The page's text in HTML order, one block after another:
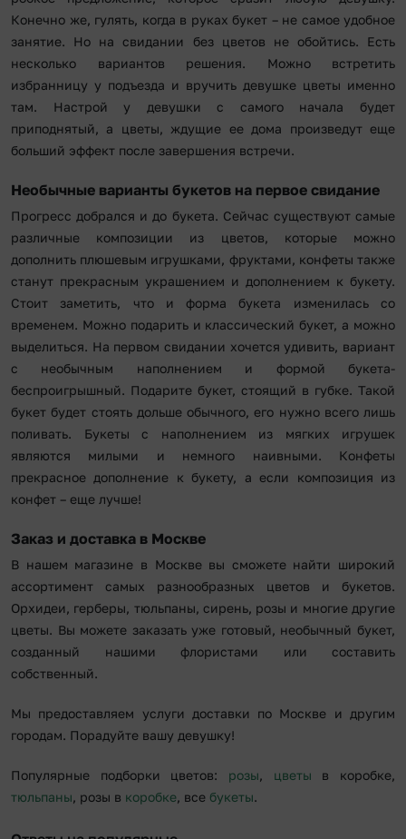
Конечно же, гулять, когда в руках букет – не самое удобное
занятие. Но на свидании без цветов не обойтись. Есть
несколько вариантов решения. Можно встретить
избранницу у подъезда и вручить девушке цветы именно
там. Настрой у девушки с самого начала будет
приподнятый, а цветы, ждущие ее дома произведут еще
больший эффект после завершения встречи.
Необычные варианты букетов на первое свидание
Прогресс добрался и до букета. Сейчас существуют самые
различные композиции из цветов, которые можно
дополнить плюшевым игрушками, фруктами, конфеты также
станут прекрасным украшением и дополнением к букету.
Стоит заметить, что и форма букета изменилась со
временем. Можно подарить и классический букет, а можно
выделиться. На первом свидании хочется удивить, вариант
с необычным наполнением и формой букета-
беспроигрышный. Подарите букет, стоящий в губке. Такой
букет будет стоять дольше обычного, его нужно всего лишь
поливать. Букеты с наполнением из мягких игрушек
являются милыми и немного наивными. Конфеты
прекрасное дополнение к букету, а если композиция из
конфет – еще лучше!
Заказ и доставка в Москве
В нашем магазине в Москве вы сможете найти широкий
ассортимент самых разнообразных цветов и букетов.
Орхидеи, герберы, тюльпаны, сирень, розы и многие другие
цветы. Вы можете заказать уже готовый, необычный букет,
созданный нашими флористами или составить
собственный.
Мы предоставляем услуги доставки по Москве и другим
городам. Порадуйте вашу девушку!
Популярные подборки цветов: розы, цветы в коробке,
тюльпаны, розы в коробке, все букеты.